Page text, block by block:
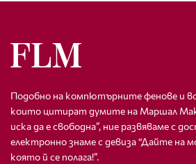
Подобно на компютърните фенове и
които цитират думите на Маршал
иска да е свободна”, ние развяваме с
електронно знаме с девиза “Дайте на
която й се полага!”.